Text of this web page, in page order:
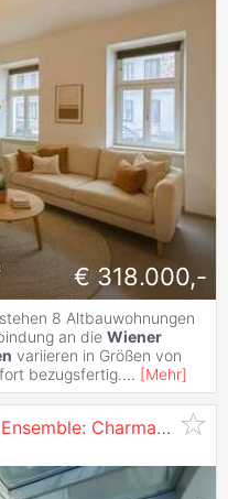
€ 318.000,-
8 Altbauwohnungen
an die Wiener
variieren in Größen von
bezugsfertig.... [Mehr]
Rarität - ein Ungewöhnliches Ensemble: Charmante Maisonette mit Patio und Studio/Kleinwohnung und Garagenplatz -